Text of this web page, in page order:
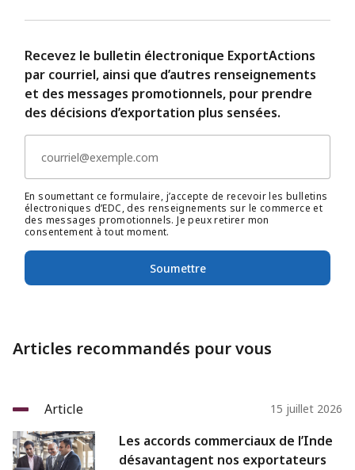
Recevez le bulletin électronique ExportActions
par courriel, ainsi que d’autres renseignements
et des messages promotionnels, pour prendre
des décisions d’exportation plus sensées.
En soumettant ce formulaire, j’accepte de recevoir les bulletins
électroniques d’EDC, des renseignements sur le commerce et
des messages promotionnels. Je peux retirer mon
consentement à tout moment.
Soumettre
Articles recommandés pour vous
Article 15 juillet 2026
Les accords commerciaux de l’Inde
désavantagent nos exportateurs